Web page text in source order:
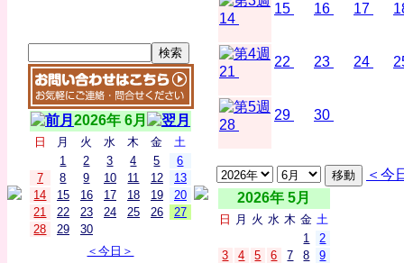
2026年 6月
日 月 火 水 木 金
土
1
2 3 4 5
6
7
8 9 10 11 12
13
14
15 16 17 18 19
20
21
22 23 24 25 26
27
28
29
30
＜今日＞
14
15 16 17
21
22 23 24
28
29 30
＜今
2026年 5月
日 月 火 水 木 金 土
1
2
3
4 5 6 7 8
9